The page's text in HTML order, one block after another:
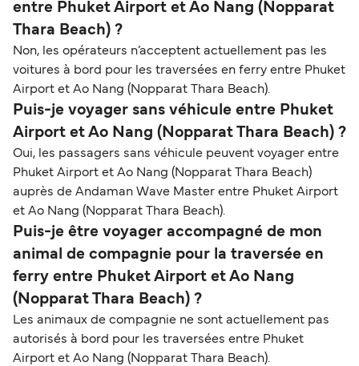
entre Phuket Airport et Ao Nang (Nopparat
Thara Beach) ?
Non, les opérateurs n’acceptent actuellement pas les
voitures à bord pour les traversées en ferry entre Phuket
Airport et Ao Nang (Nopparat Thara Beach).
Puis-je voyager sans véhicule entre Phuket
Airport et Ao Nang (Nopparat Thara Beach) ?
Oui, les passagers sans véhicule peuvent voyager entre
Phuket Airport et Ao Nang (Nopparat Thara Beach)
auprès de Andaman Wave Master entre Phuket Airport
et Ao Nang (Nopparat Thara Beach).
Puis-je être voyager accompagné de mon
animal de compagnie pour la traversée en
ferry entre Phuket Airport et Ao Nang
(Nopparat Thara Beach) ?
Les animaux de compagnie ne sont actuellement pas
autorisés à bord pour les traversées entre Phuket
Airport et Ao Nang (Nopparat Thara Beach).